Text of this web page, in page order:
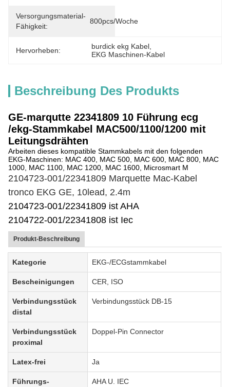
Versorgungsmaterial-
Fähigkeit:
800pcs/Woche
Hervorheben: burdick ekg Kabel
EKG Maschinen-Kabel
Beschreibung Des Produkts
GE-marqutte 22341809 10 Führung ecg
/ekg-Stammkabel MAC500/1100/1200 mit
Leitungsdrähten
Arbeiten dieses kompatible Stammkabels mit den folgenden
EKG-Maschinen: MAC 400, MAC 500, MAC 600, MAC 800, MAC
1000, MAC 1100, MAC 1200, MAC 1600, Microsmart M
2104723-001/22341809 Marquette Mac-Kabel
tronco EKG GE, 10lead, 2.4m
2104723-001/22341809 ist AHA
2104722-001/22341808 ist Iec
Produkt-Beschreibung
Kategorie EKG-/ECGstammkabel
Bescheinigungen CER, ISO
Verbindungsstück
distal
Verbindungsstück DB-15
Verbindungsstück
proximal
Doppel-Pin Connector
Latex-frei Ja
Führungs- AHA U. IEC